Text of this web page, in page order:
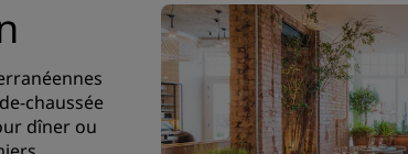
chaussée
dîner ou